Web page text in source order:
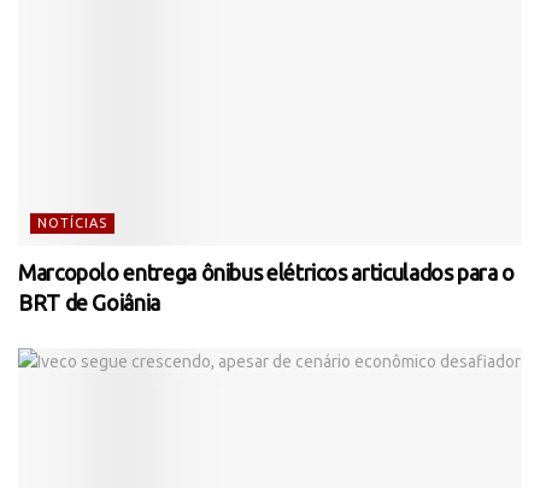
NOTÍCIAS
Marcopolo entrega ônibus elétricos articulados para o
BRT de Goiânia